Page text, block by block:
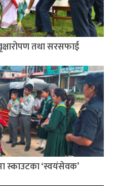
वृक्षारोपण तथा सरसफाई
स्काउटका ‘स्वयंसेवक’